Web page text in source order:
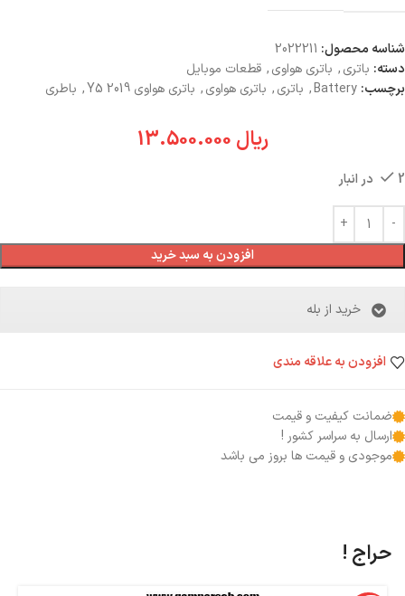
شناسه محصول: 2022211
دسته: باتری, باتری هواوی, قطعات موبایل
برچسب: Battery
, باتری, باتری هواوی, باتری هواوی Y5 2019 , باطری
ریال
2 در انبار
افزودن به سبد خرید
خرید از بله
افزودن به علاقه مندی
ضمانت کیفیت و قیمت
ارسال به سراسر کشور !
موجودی و قیمت ها بروز می باشد
حراج !